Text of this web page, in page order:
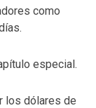
como
especial.
los dólares de